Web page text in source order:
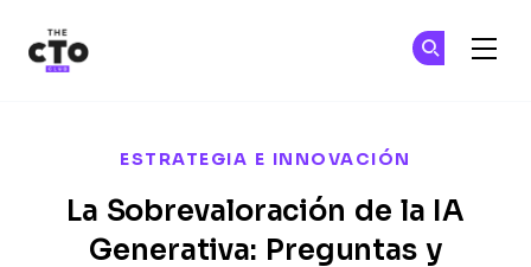
ESTRATEGIA E INNOVACIÓN
La Sobrevaloración de la IA
Generativa: Preguntas y